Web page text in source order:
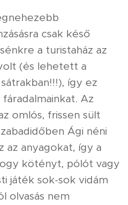
csak késő
a turistaház az
(és lehetett a
így ez
Az
omlós, frissen sült
Ági néni
az anyagokat, így a
kötényt, pólót vagy
játék sok-sok vidám
olvasás nem